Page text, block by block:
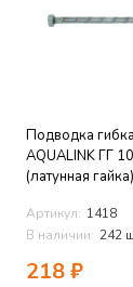
Подводка
AQUALINK ГГ
(латунная гайка)
Артикул: 1418
В наличии: 242
218₽